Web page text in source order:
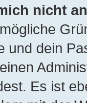
nicht
und dein
Es ist